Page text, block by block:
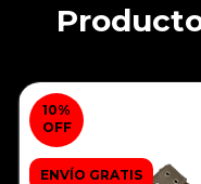
10%
OFF
ENVÍO GRATIS